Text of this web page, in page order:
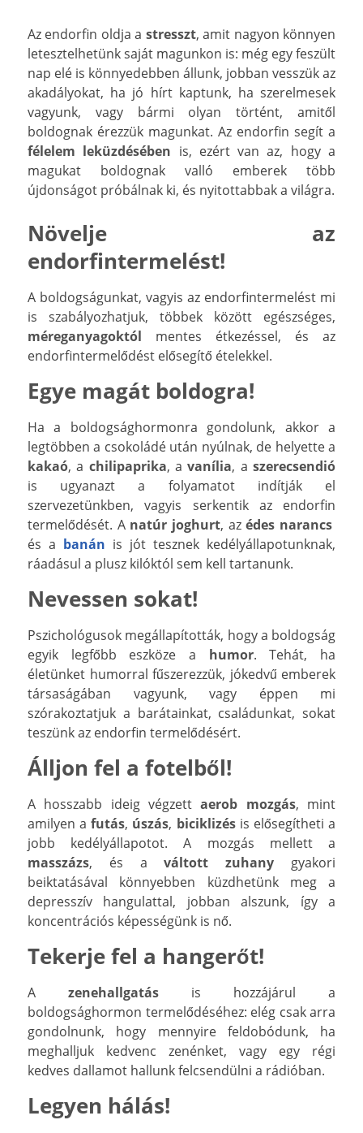
Az endorfin oldja a stresszt, amit nagyon könnyen
letesztelhetünk saját magunkon is: még egy feszült
nap elé is könnyedebben állunk, jobban vesszük az
akadályokat, ha jó hírt kaptunk, ha szerelmesek
vagyunk, vagy bármi olyan történt, amitől
boldognak érezzük magunkat. Az endorfin segít a
félelem leküzdésében is, ezért van az, hogy a
magukat boldognak valló emberek több
újdonságot próbálnak ki, és nyitottabbak a világra.
Növelje az
endorfintermelést!
A boldogságunkat, vagyis az endorfintermelést mi
is szabályozhatjuk, többek között egészséges,
méreganyagoktól
mentes étkezéssel, és az
endorfintermelődést elősegítő ételekkel.
Egye magát boldogra!
Ha a boldogsághormonra gondolunk, akkor a
legtöbben a csokoládé után nyúlnak, de helyette a
kakaó, a chilipaprika, avanília, aszerecsendió
is ugyanazt a folyamatot indítják el
szervezetünkben, vagyis serkentik az endorfin
termelődését. A natúr joghurt, azédes narancs
és a banán is jót tesznek kedélyállapotunknak,
ráadásul a plusz kilóktól sem kell tartanunk.
Nevessen sokat!
Pszichológusok megállapították, hogy a boldogság
egyik legfőbb eszköze a humor. Tehát, ha
életünket humorral fűszerezzük, jókedvű emberek
társaságában vagyunk, vagy éppen mi
szórakoztatjuk a barátainkat, családunkat, sokat
teszünk az endorfin termelődésért.
Álljon fel a fotelből!
A hosszabb ideig végzettaerob mozgás, mint
amilyen afutás, úszás, biciklizésis elősegítheti a
jobb kedélyállapotot. A mozgás mellett a
masszázs, és aváltott zuhany gyakori
beiktatásával könnyebben küzdhetünk meg a
depresszív hangulattal, jobban alszunk, így a
koncentrációs képességünk is nő.
Tekerje fel a hangerőt!
A zenehallgatás is hozzájárul a
boldogsághormon termelődéséhez: elég csak arra
gondolnunk, hogy mennyire feldobódunk, ha
meghalljuk kedvenc zenénket, vagy egy régi
kedves dallamot hallunk felcsendülni a rádióban.
Legyen hálás!